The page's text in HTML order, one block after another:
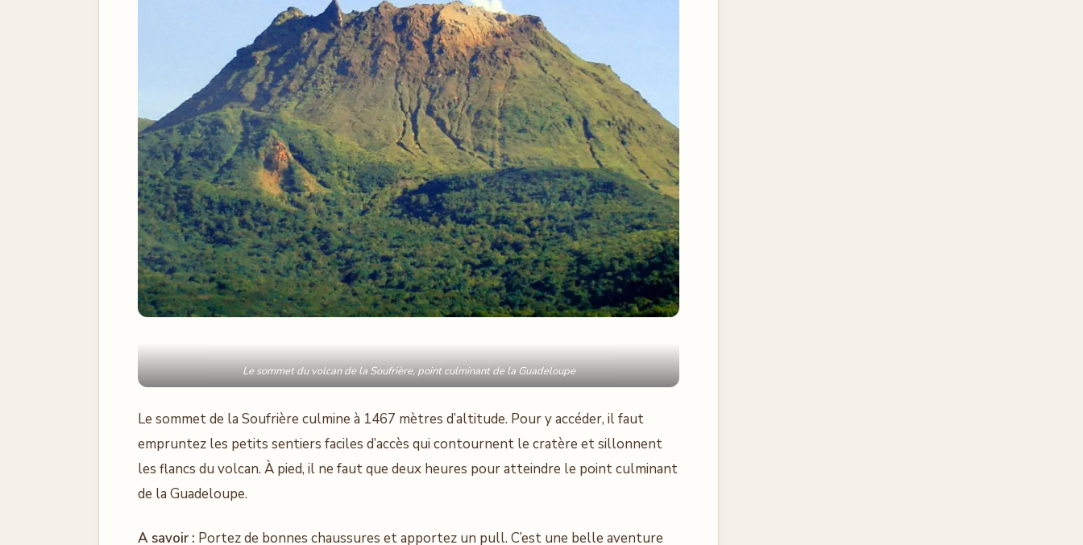
Le sommet du volcan de la Soufrière, point culminant de la Guadeloupe
Le sommet de la Soufrière culmine à 1467 mètres d’altitude. Pour y accéder, il faut
empruntez les petits sentiers faciles d’accès qui contournent le cratère et sillonnent
les flancs du volcan. À pied, il ne faut que deux heures pour atteindre le point culminant
de la Guadeloupe.
A savoir : Portez de bonnes chaussures et apportez un pull. C’est une belle aventure